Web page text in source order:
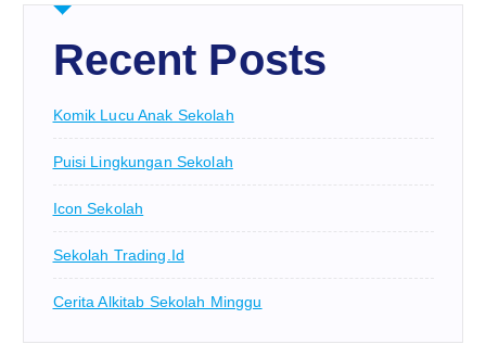
Recent Posts
Komik Lucu Anak Sekolah
Puisi Lingkungan Sekolah
Icon Sekolah
Sekolah Trading.id
Cerita Alkitab Sekolah Minggu